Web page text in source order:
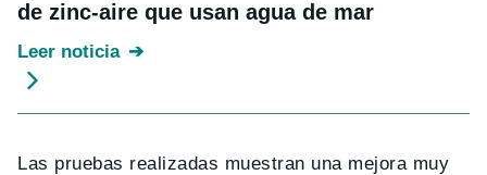
de zinc-aire que usan agua de mar
Leer noticia
Las pruebas realizadas muestran una mejora muy